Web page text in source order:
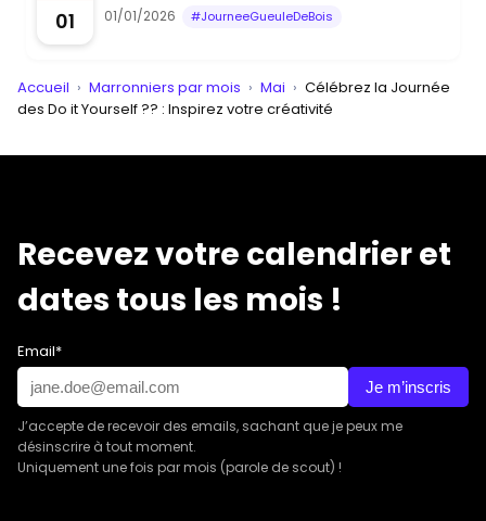
01 01/01/2026 #JourneeGueuleDeBois
Accueil › Marronniers par mois › Mai › Célébrez la Journée
des Do it Yourself ?? : Inspirez votre créativité
Recevez votre calendrier et
dates tous les mois !
Email*
Je m’inscris
J’accepte de recevoir des emails, sachant que je peux me
désinscrire à tout moment.
Uniquement une fois par mois (parole de scout) !